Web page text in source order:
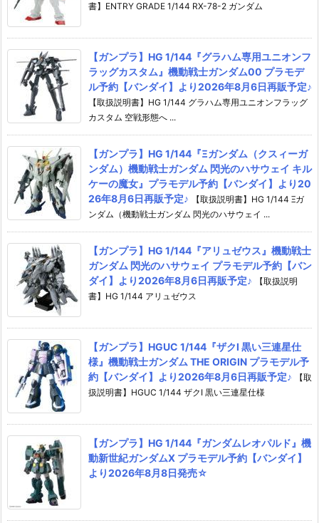
書】ENTRY GRADE 1/144 RX-78-2 ガンダム
【ガンプラ】HG 1/144『グラハム専用ユニオンフ
ラッグカスタム』機動戦士ガンダム00 プラモデ
ル予約【バンダイ】より2026年8月6日再販予定♪
【取扱説明書】HG 1/144 グラハム専用ユニオンフラッグ
カスタム 空戦形態へ ...
【ガンプラ】HG 1/144『Ξガンダム（クスィーガ
ンダム）機動戦士ガンダム 閃光のハサウェイ キル
ケーの魔女』プラモデル予約【バンダイ】より20
26年8月6日再販予定♪
【取扱説明書】HG 1/144 Ξガ
ンダム（機動戦士ガンダム 閃光のハサウェイ ...
【ガンプラ】HG 1/144『アリュゼウス』機動戦士
ガンダム 閃光のハサウェイ プラモデル予約【バン
ダイ】より2026年8月6日再販予定♪
【取扱説明
書】HG 1/144 アリュゼウス
【ガンプラ】HGUC 1/144『ザクI 黒い三連星仕
様』機動戦士ガンダム THE ORIGIN プラモデル予
約【バンダイ】より2026年8月6日再販予定♪
【取
扱説明書】HGUC 1/144 ザクI 黒い三連星仕様
【ガンプラ】HG 1/144『ガンダムレオパルド』機
動新世紀ガンダムX プラモデル予約【バンダイ】
より2026年8月8日発売☆